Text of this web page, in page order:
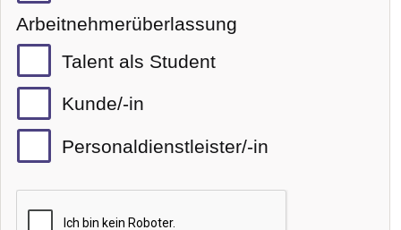
Arbeitnehmerüberlassung
Talent als Student
Kunde/-in
Personaldienstleister/-in